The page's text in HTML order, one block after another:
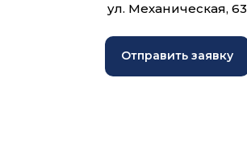
ул. Механическая, 63
Отправить заявку